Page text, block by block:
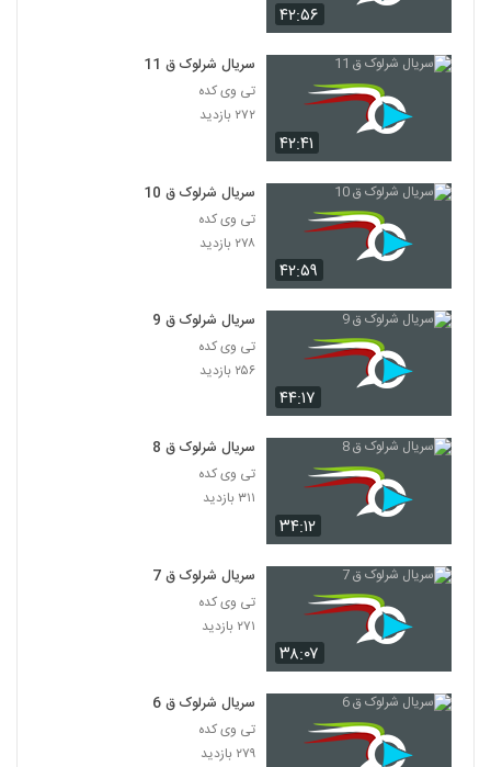
۴۲:۵۶
۴۲:۴۱
سریال شرلوک ق 11
تی وی کده
۲۷۲ بازدید
۴۲:۵۹
سریال شرلوک ق 10
تی وی کده
۲۷۸ بازدید
۴۴:۱۷
سریال شرلوک ق 9
تی وی کده
۲۵۶ بازدید
۳۴:۱۲
سریال شرلوک ق 8
تی وی کده
۳۱۱ بازدید
۳۸:۰۷
سریال شرلوک ق 7
تی وی کده
۲۷۱ بازدید
سریال شرلوک ق 6
تی وی کده
۲۷۹ بازدید